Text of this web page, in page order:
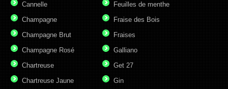
Cannelle
Champagne
Champagne Brut
Champagne Rosé
Chartreuse
Chartreuse Jaune
Feuilles de menthe
Fraise des Bois
Fraises
Galliano
Get 27
Gin